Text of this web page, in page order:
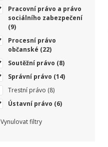
Pracovní právo a právo
sociálního zabezpečení
(9)
Procesní právo
občanské (22)
Soutěžní právo (8)
Správní právo (14)
Trestní právo (8)
Ústavní právo (6)
Vynulovat filtry